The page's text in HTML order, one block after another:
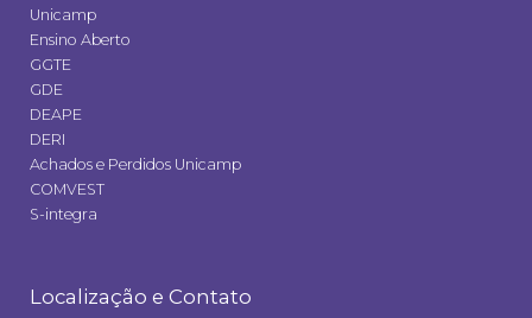
Unicamp
Ensino Aberto
GGTE
GDE
DEAPE
DERI
Achados e Perdidos Unicamp
COMVEST
S-integra
Localização e Contato